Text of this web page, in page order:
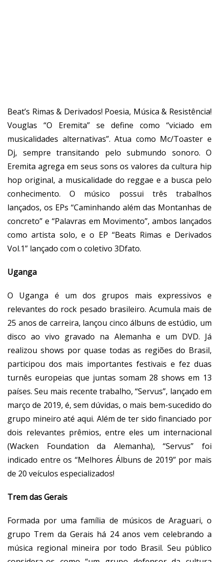
Beat’s Rimas & Derivados! Poesia, Música & Resistência!
Vouglas “O Eremita” se define como “viciado em
musicalidades alternativas”. Atua como Mc/Toaster e
Dj, sempre transitando pelo submundo sonoro. O
Eremita agrega em seus sons os valores da cultura hip
hop original, a musicalidade do reggae e a busca pelo
conhecimento. O músico possui três trabalhos
lançados, os EPs “Caminhando além das Montanhas de
concreto” e “Palavras em Movimento”, ambos lançados
como artista solo, e o EP “Beats Rimas e Derivados
Vol.1” lançado com o coletivo 3Dfato.
Uganga
O Uganga é um dos grupos mais expressivos e
relevantes do rock pesado brasileiro. Acumula mais de
25 anos de carreira, lançou cinco álbuns de estúdio, um
disco ao vivo gravado na Alemanha e um DVD. Já
realizou shows por quase todas as regiões do Brasil,
participou dos mais importantes festivais e fez duas
turnês europeias que juntas somam 28 shows em 13
países. Seu mais recente trabalho, “Servus”, lançado em
março de 2019, é, sem dúvidas, o mais bem-sucedido do
grupo mineiro até aqui. Além de ter sido financiado por
dois relevantes prêmios, entre eles um internacional
(Wacken Foundation da Alemanha), “Servus” foi
indicado entre os “Melhores Álbuns de 2019” por mais
de 20 veículos especializados!
Trem das Gerais
Formada por uma família de músicos de Araguari, o
grupo Trem da Gerais há 24 anos vem celebrando a
música regional mineira por todo Brasil. Seu público